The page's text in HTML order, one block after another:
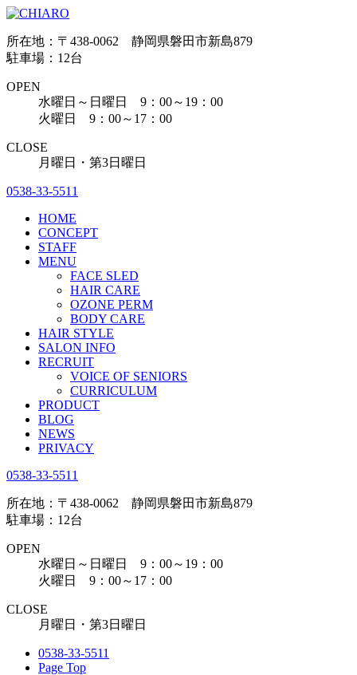
所在地：〒438-0062 静岡県磐田市新島879
駐車場：12台
OPEN
水曜日～日曜日 9：00～19：00
火曜日 9：00～17：00
CLOSE
月曜日・第3日曜日
0538-33-5511
HOME
CONCEPT
STAFF
MENU
FACE SLED
HAIR CARE
OZONE PERM
BODY CARE
HAIR STYLE
SALON INFO
RECRUIT
VOICE OF SENIORS
CURRICULUM
PRODUCT
BLOG
NEWS
PRIVACY
0538-33-5511
所在地：〒438-0062 静岡県磐田市新島879
駐車場：12台
OPEN
水曜日～日曜日 9：00～19：00
火曜日 9：00～17：00
CLOSE
月曜日・第3日曜日
0538-33-5511
Page Top